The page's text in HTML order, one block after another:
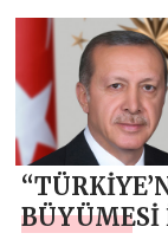
ABD’den
örneklerle
konuşuldu
BÜYÜMESİ